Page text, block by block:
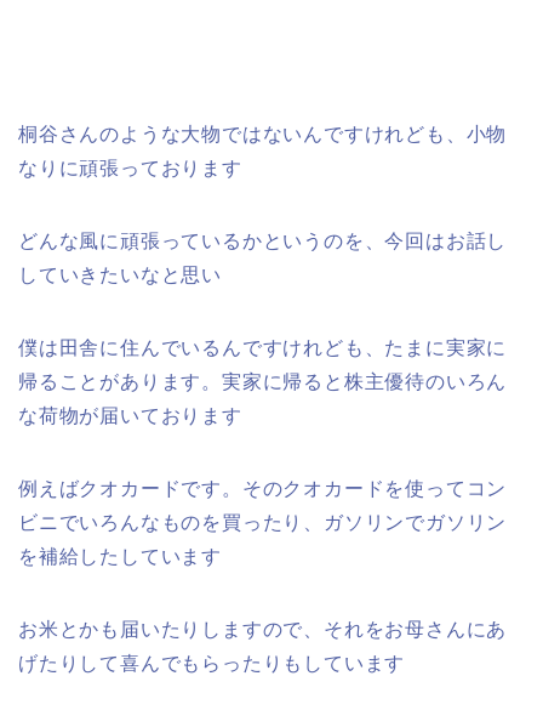
桐谷さんのような大物ではないんですけれども、小物
なりに頑張っております
どんな風に頑張っているかというのを、今回はお話し
していきたいなと思い
僕は田舎に住んでいるんですけれども、たまに実家に
帰ることがあります。実家に帰ると株主優待のいろん
な荷物が届いております
例えばクオカードです。そのクオカードを使ってコン
ビニでいろんなものを買ったり、ガソリンでガソリン
を補給したしています
お米とかも届いたりしますので、それをお母さんにあ
げたりして喜んでもらったりもしています